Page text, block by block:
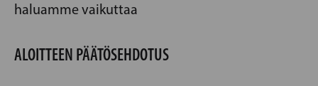
haluamme vaikuttaa
ALOITTEEN PÄÄTÖSEHDOTUS